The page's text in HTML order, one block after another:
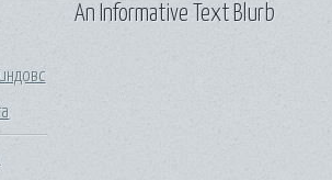
An Informative Text Blurb